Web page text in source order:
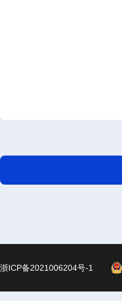
浙ICP备2021006204号-1